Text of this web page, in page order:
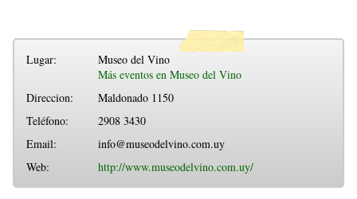
Lugar:
Museo del Vino
Más eventos en Museo del Vino
Direccion:
Maldonado 1150
Teléfono:
2908 3430
Email:
info@museodelvino.com.uy
Web:
http://www.museodelvino.com.uy/